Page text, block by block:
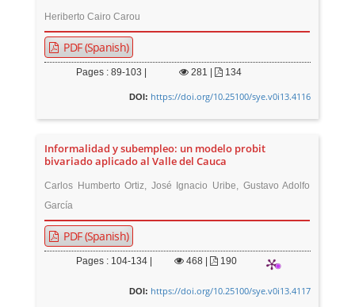
Heriberto Cairo Carou
PDF (Spanish)
Pages : 89-103 | 281 | 134
DOI: https://doi.org/10.25100/sye.v0i13.4116
Informalidad y subempleo: un modelo probit
bivariado aplicado al Valle del Cauca
Carlos Humberto Ortiz, José Ignacio Uribe, Gustavo Adolfo
García
PDF (Spanish)
Pages : 104-134 | 468 | 190
DOI: https://doi.org/10.25100/sye.v0i13.4117